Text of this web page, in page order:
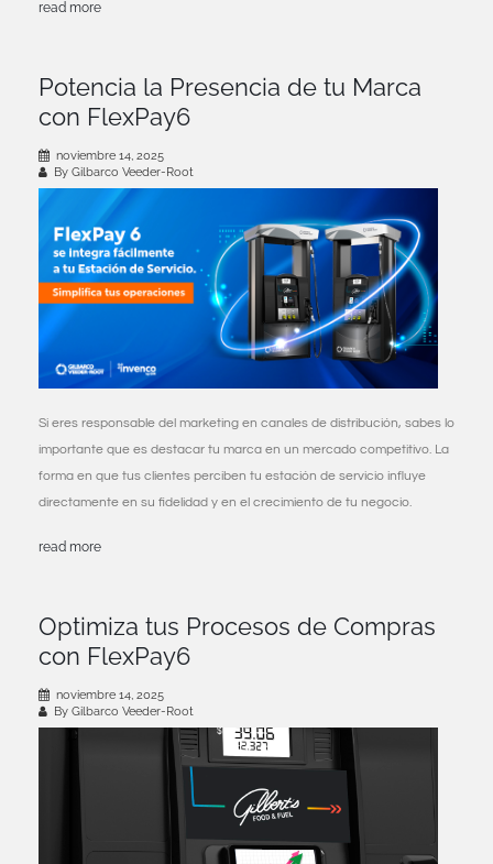
read more
Potencia la Presencia de tu Marca
con FlexPay6
noviembre 14, 2025
By Gilbarco Veeder-Root
Si eres responsable del marketing en canales de distribución, sabes lo
importante que es destacar tu marca en un mercado competitivo. La
forma en que tus clientes perciben tu estación de servicio influye
directamente en su fidelidad y en el crecimiento de tu negocio.
read more
Optimiza tus Procesos de Compras
con FlexPay6
noviembre 14, 2025
By Gilbarco Veeder-Root